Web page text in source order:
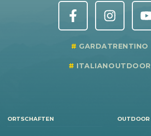
GARDATRENTINO
ITALIANOUTDOOR
ORTSCHAFTEN OUTDOOR